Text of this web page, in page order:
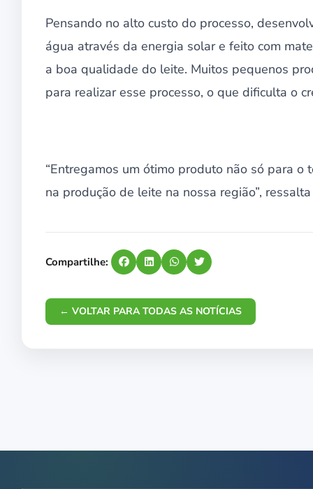
Pensando no alto custo do processo,
água através da energia solar e feito com
a boa qualidade do leite. Muitos pequenos
para realizar esse processo, o que dificulta o
“Entregamos um ótimo produto não só para
na produção de leite na nossa região”,
Compartilhe:
← VOLTAR PARA TODAS AS NOTÍCIAS